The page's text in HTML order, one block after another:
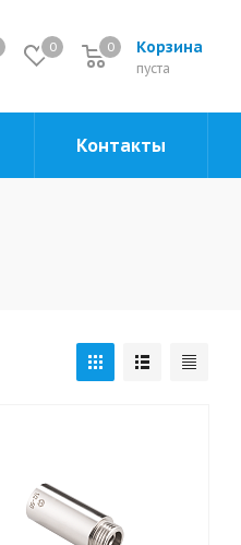
0 Корзина
0
пуста
0
Контакты